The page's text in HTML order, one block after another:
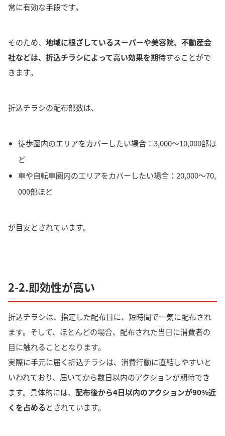
常に有効な手段です。
そのため、 地域に根ざしているスーパーや美容院、不動産会
社などは、折込チラシによって高い効果を期待することがで
きます。
折込チラシの配布部数は、
徒歩圏内のエリアをカバーしたい場合：3,000～10,000部ほ
ど
車や自転車圏内のエリアをカバーしたい場合：20,000～70,
000部ほど
が目安とされています。
2-2.即効性が高い
折込チラシは、指定した配布日に、短時間で一気に配布され
ます。 そして、ほとんどの場合、配布された当日に消費者の
目に触れることとなります。
実際に手元に届く折込チラシは、消費行動に直結しやすいと
いわれており、届いてから数日以内のアクションが期待でき
ます。具体的には、 配布後から4日以内のアクションが90%近
くを占める とされています。